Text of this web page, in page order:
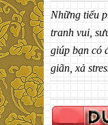
Những tiểu
tranh vui,
giúp bạn có
giãn, xả